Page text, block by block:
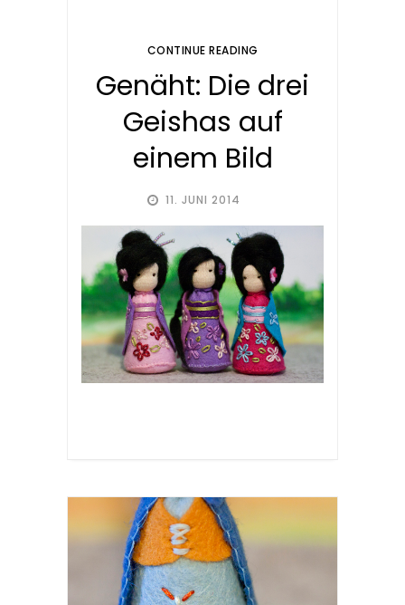
11. JUNI 2014
Genäht: Die drei
Geishas auf
einem Bild
CONTINUE READING